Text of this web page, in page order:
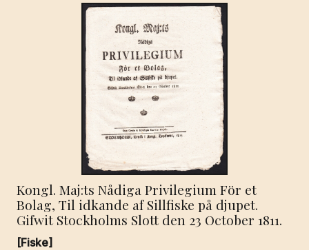
Kongl. Maj:ts Nådiga Privilegium För et
Bolag, Til idkande af Sillfiske på djupet.
Gifwit Stockholms Slott den 23 October 1811.
[Fiske]